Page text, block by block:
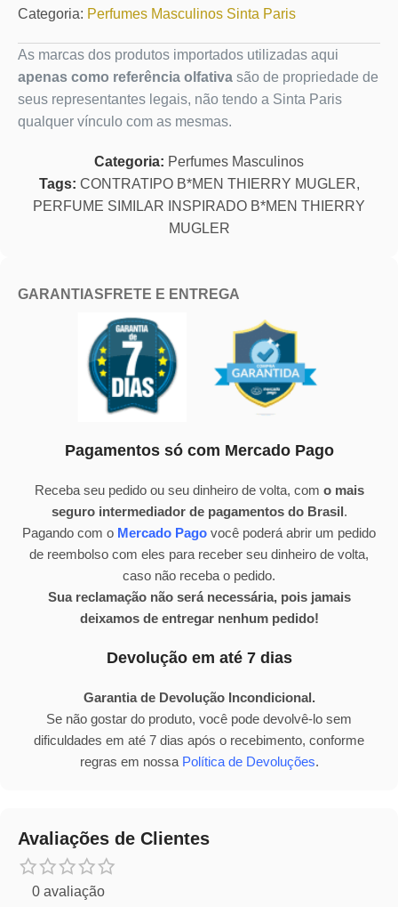
Categoria: Perfumes Masculinos Sinta Paris
As marcas dos produtos importados utilizadas aqui
apenas como referência olfativa são de propriedade de
seus representantes legais, não tendo a Sinta Paris
qualquer vínculo com as mesmas.
Categoria: Perfumes Masculinos
Tags: CONTRATIPO B*MEN THIERRY MUGLER,
PERFUME SIMILAR INSPIRADO B*MEN THIERRY
MUGLER
GARANTIAS FRETE E ENTREGA
Pagamentos só com Mercado Pago
Receba seu pedido ou seu dinheiro de volta, com o mais
seguro intermediador de pagamentos do Brasil.
Pagando com o Mercado Pago você poderá abrir um pedido
de reembolso com eles para receber seu dinheiro de volta,
caso não receba o pedido.
Sua reclamação não será necessária, pois jamais
deixamos de entregar nenhum pedido!
Devolução em até 7 dias
Garantia de Devolução Incondicional.
Se não gostar do produto, você pode devolvê-lo sem
dificuldades em até 7 dias após o recebimento, conforme
regras em nossa Política de Devoluções.
Avaliações de Clientes
0 avaliação